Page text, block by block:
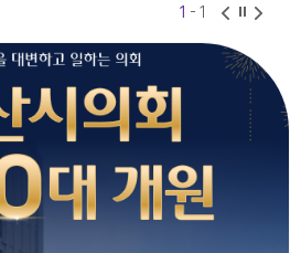
익산시의회 기간제근로자(비서, 행정보조) 채용 공고
1 - 1